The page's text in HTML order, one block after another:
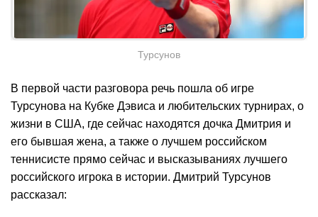
Турсунов
В первой части разговора речь пошла об игре
Турсунова на Кубке Дэвиса и любительских турнирах, о
жизни в США, где сейчас находятся дочка Дмитрия и
его бывшая жена, а также о лучшем российском
теннисисте прямо сейчас и высказываниях лучшего
российского игрока в истории. Дмитрий Турсунов
рассказал: